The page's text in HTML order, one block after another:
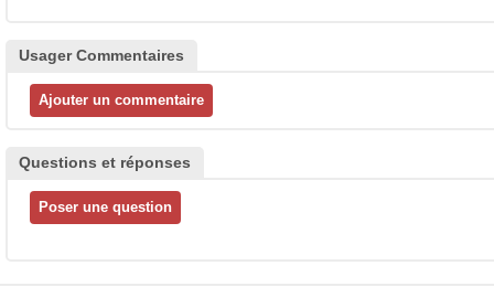
Usager Commentaires
Questions et réponses